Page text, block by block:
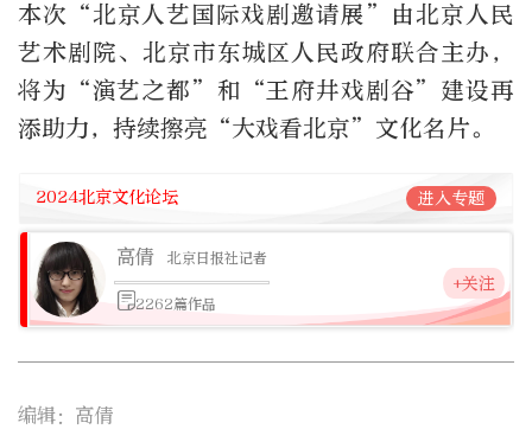
本次“北京人艺国际戏剧邀请展”由北京人民
艺术剧院、北京市东城区人民政府联合主办，
将为“演艺之都”和“王府井戏剧谷”建设再
添助力，持续擦亮“大戏看北京”文化名片。
2024北京文化论坛 进入专题
高倩 北京日报社记者
2262篇作品
+关注
编辑：高倩